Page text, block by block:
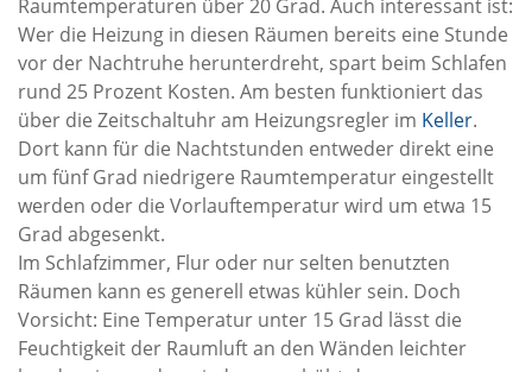
Raumtemperaturen über 20 Grad. Auch interessant ist:
Wer die Heizung in diesen Räumen bereits eine Stunde
vor der Nachtruhe herunterdreht, spart beim Schlafen
rund 25 Prozent Kosten. Am besten funktioniert das
über die Zeitschaltuhr am Heizungsregler im Keller.
Dort kann für die Nachtstunden entweder direkt eine
um fünf Grad niedrigere Raumtemperatur eingestellt
werden oder die Vorlauftemperatur wird um etwa 15
Grad abgesenkt.
Im Schlafzimmer, Flur oder nur selten benutzten
Räumen kann es generell etwas kühler sein. Doch
Vorsicht: Eine Temperatur unter 15 Grad lässt die
Feuchtigkeit der Raumluft an den Wänden leichter